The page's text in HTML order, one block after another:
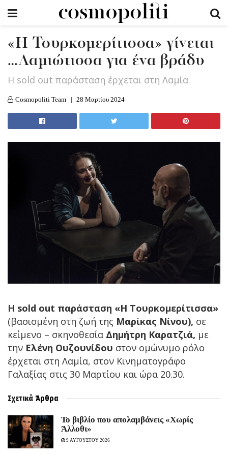
«Η Τουρκομερίτισσα» γίνεται
…Λαμιώτισσα για ένα βράδυ
Η sold out παράσταση έρχεται στη Λαμία
Cosmopoliti Team 28 Μαρτίου 2024
Η sold out παράσταση «Η Τουρκομερίτισσα»
(βασισμένη στη ζωή της Μαρίκας Νίνου), σε
κείμενο – σκηνοθεσία Δημήτρη Καρατζιά, με
την Ελένη Ουζουνίδου στον ομώνυμο ρόλο
έρχεται στη Λαμία, στον Κινηματογράφο
Γαλαξίας στις 30 Μαρτίου και ώρα 20.30.
Σχετικά Άρθρα
Το βιβλίο που απολαμβάνεις «Χωρίς
Άλλοθι»
9 ΑΥΓΟΥΣΤΟΥ 2026